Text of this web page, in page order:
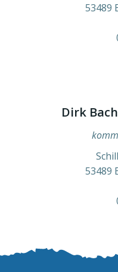
53489
Dirk
53489